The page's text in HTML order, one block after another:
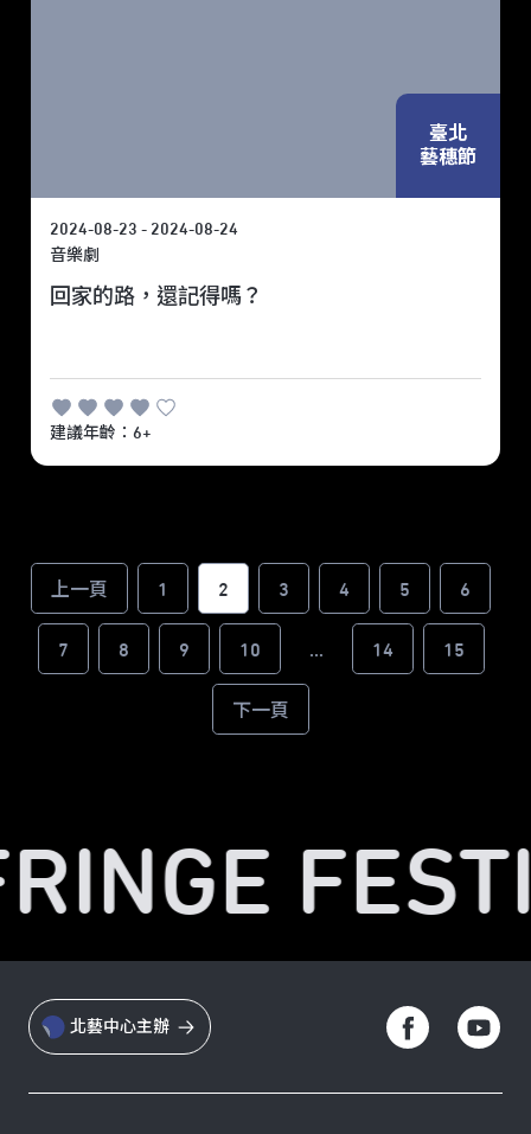
臺北
藝穗節
2024-08-23 - 2024-08-24
音樂劇
回家的路，還記得嗎？
建議年齡：6+
上一頁 1 2 3 4 5 6
7 8 9 10 ... 14 15
下一頁
北藝中心主辦